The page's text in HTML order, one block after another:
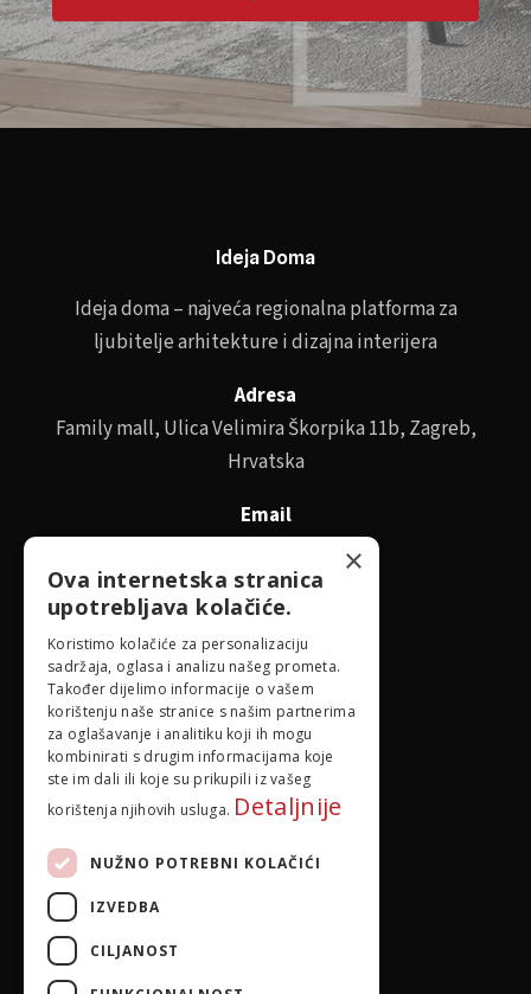
Ideja Doma
Ideja doma – najveća regionalna platforma za
ljubitelje arhitekture i dizajna interijera
Adresa
Family mall, Ulica Velimira Škorpika 11b, Zagreb,
Hrvatska
Email
id@idejadoma.com
Izbornik
O nama
Pravila privatnosti
×
Ova internetska stranica
upotrebljava kolačiće.
Koristimo kolačiće za personalizaciju
sadržaja, oglasa i analizu našeg prometa.
Također dijelimo informacije o vašem
korištenju naše stranice s našim partnerima
za oglašavanje i analitiku koji ih mogu
kombinirati s drugim informacijama koje
ste im dali ili koje su prikupili iz vašeg
korištenja njihovih usluga. Detaljnije
NUŽNO POTREBNI KOLAČIĆI
IZVEDBA
CILJANOST